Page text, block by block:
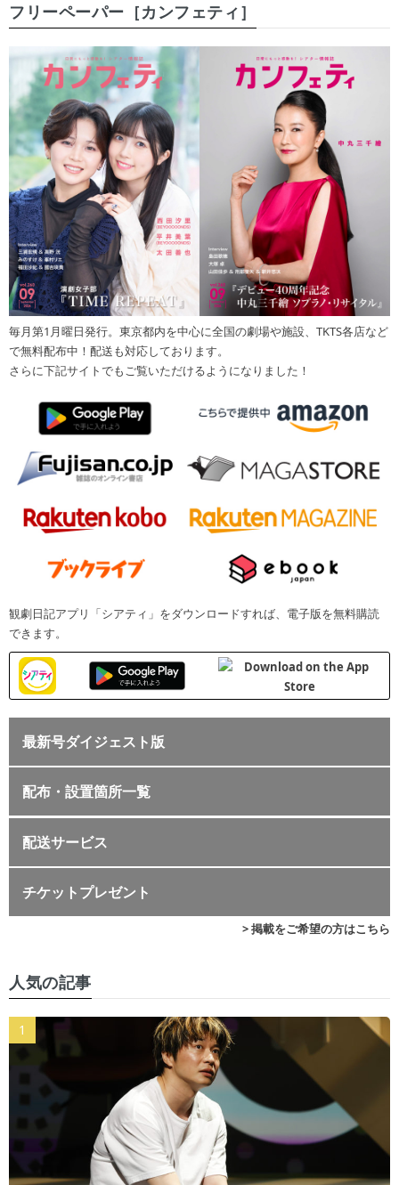
フリーペーパー［カンフェティ］
毎月第1月曜日発行。東京都内を中心に全国の劇場や施設、TKTS各店など
で無料配布中！配送も対応しております。
さらに下記サイトでもご覧いただけるようになりました！
観劇日記アプリ「シアティ」をダウンロードすれば、電子版を無料購読
できます。
最新号ダイジェスト版
配布・設置箇所一覧
配送サービス
チケットプレゼント
> 掲載をご希望の方はこちら
人気の記事